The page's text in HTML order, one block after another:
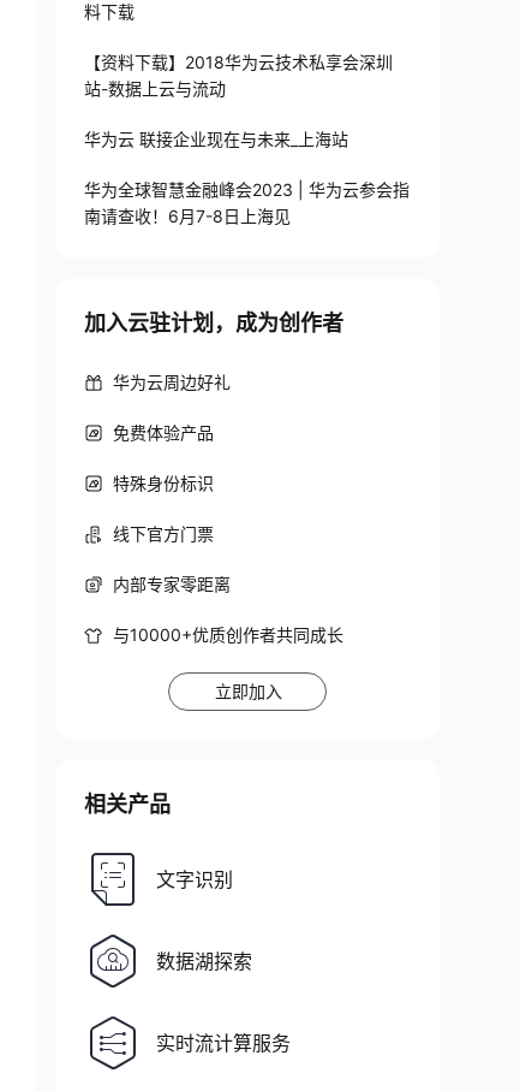
料下载
【资料下载】2018华为云技术私享会深圳
站-数据上云与流动
华为云 联接企业现在与未来_上海站
华为全球智慧金融峰会2023 | 华为云参会指
南请查收！6月7-8日上海见
加入云驻计划，成为创作者
华为云周边好礼
免费体验产品
特殊身份标识
线下官方门票
内部专家零距离
与10000+优质创作者共同成长
立即加入
相关产品
文字识别
数据湖探索
实时流计算服务